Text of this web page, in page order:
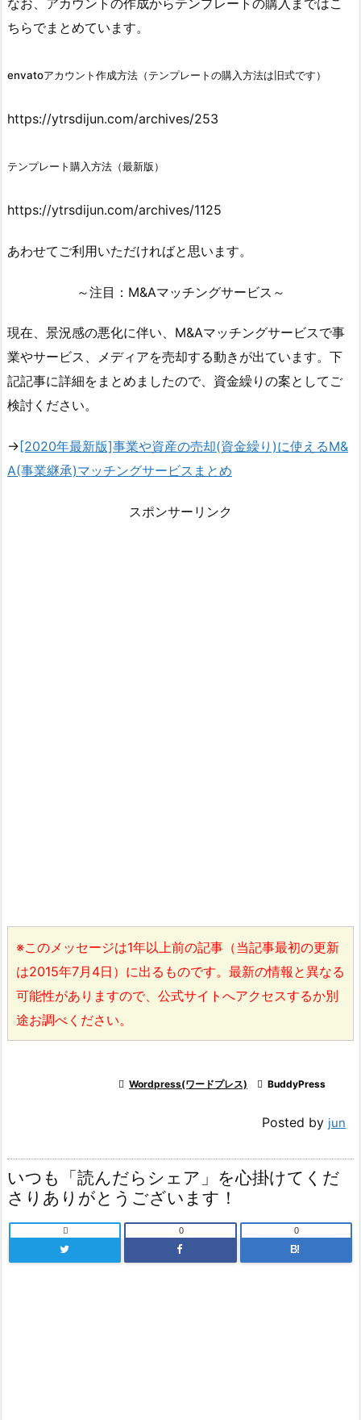
ちらでまとめています。
envatoアカウント作成方法（テンプレートの購入方法は旧式です）
https://ytrsdijun.com/archives/253
テンプレート購入方法（最新版）
https://ytrsdijun.com/archives/1125
あわせてご利用いただければと思います。
～注目：M&Aマッチングサービス～
現在、景況感の悪化に伴い、M&Aマッチングサービスで事
業やサービス、メディアを売却する動きが出ています。下
記記事に詳細をまとめましたので、資金繰りの案としてご
検討ください。
→ [2020年最新版]事業や資産の売却(資金繰り)に使えるM&
A(事業継承)マッチングサービスまとめ
スポンサーリンク
※このメッセージは1年以上前の記事（当記事最初の更新
は2015年7月4日）に出るものです。最新の情報と異なる
可能性がありますので、公式サイトへアクセスするか別
途お調べください。
 Wordpress(ワードプレス)  BuddyPress
Posted by jun
いつも「読んだらシェア」を心掛けてくだ
さりありがとうございます！
 0
B!
0